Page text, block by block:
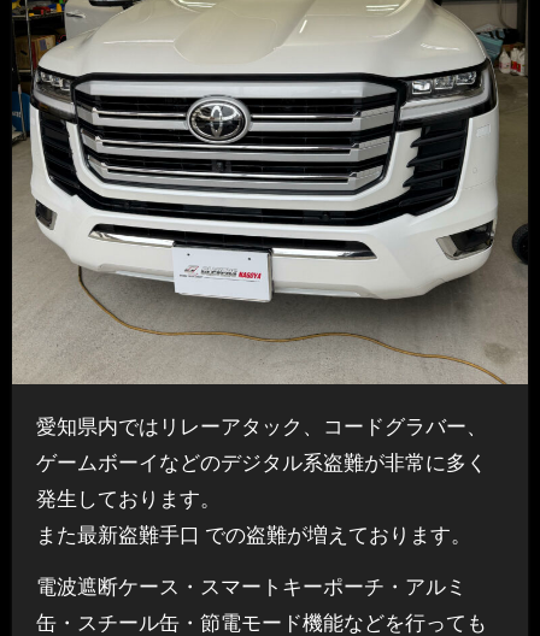
愛知県内ではリレーアタック、コードグラバー、
ゲームボーイなどのデジタル系盗難が非常に多く
発生しております。
また最新盗難手口 での盗難が増えております。
電波遮断ケース・スマートキーポーチ・アルミ
缶・スチール缶・節電モード機能などを行っても